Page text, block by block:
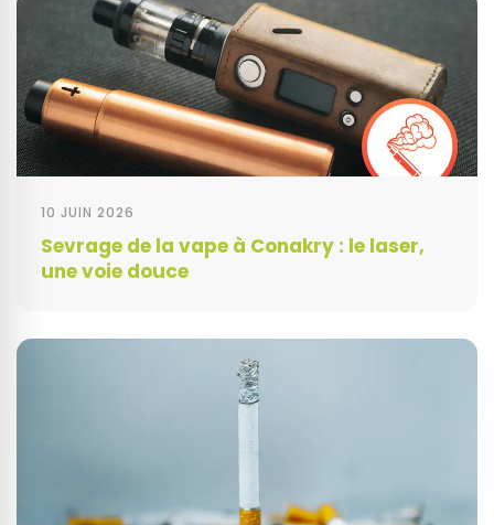
10 JUIN 2026
Sevrage de la vape à Conakry : le laser,
une voie douce